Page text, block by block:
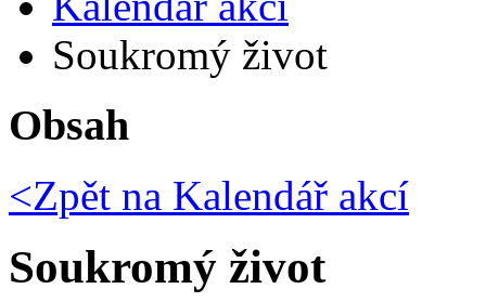
Soukromý život
Obsah
<Zpět na Kalendář akcí
Soukromý život